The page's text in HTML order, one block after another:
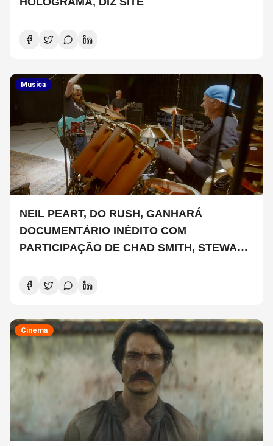
Musica
NEIL PEART, DO RUSH, GANHARÁ
DOCUMENTÁRIO INÉDITO COM
PARTICIPAÇÃO DE CHAD SMITH, STEWART
Cinema